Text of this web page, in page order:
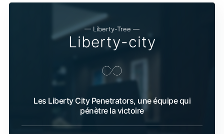
— Liberty-Tree —
Liberty-city
Les Liberty City Penetrators, une équipe qui
pénètre la victoire